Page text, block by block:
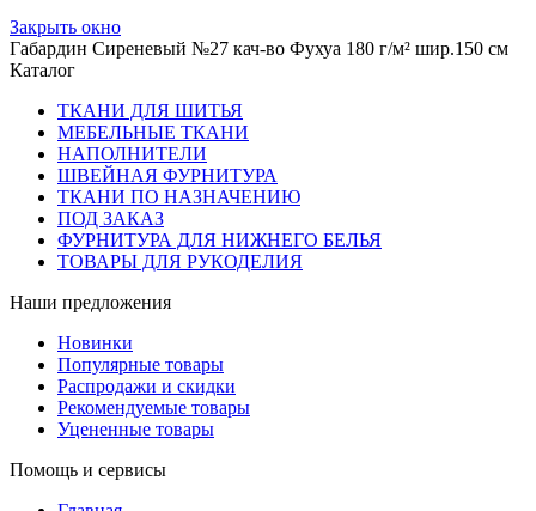
Закрыть окно
Габардин Сиреневый №27 кач-во Фухуа 180 г/м² шир.150 см
Каталог
ТКАНИ ДЛЯ ШИТЬЯ
МЕБЕЛЬНЫЕ ТКАНИ
НАПОЛНИТЕЛИ
ШВЕЙНАЯ ФУРНИТУРА
ТКАНИ ПО НАЗНАЧЕНИЮ
ПОД ЗАКАЗ
ФУРНИТУРА ДЛЯ НИЖНЕГО БЕЛЬЯ
ТОВАРЫ ДЛЯ РУКОДЕЛИЯ
Наши предложения
Новинки
Популярные товары
Распродажи и скидки
Рекомендуемые товары
Уцененные товары
Помощь и сервисы